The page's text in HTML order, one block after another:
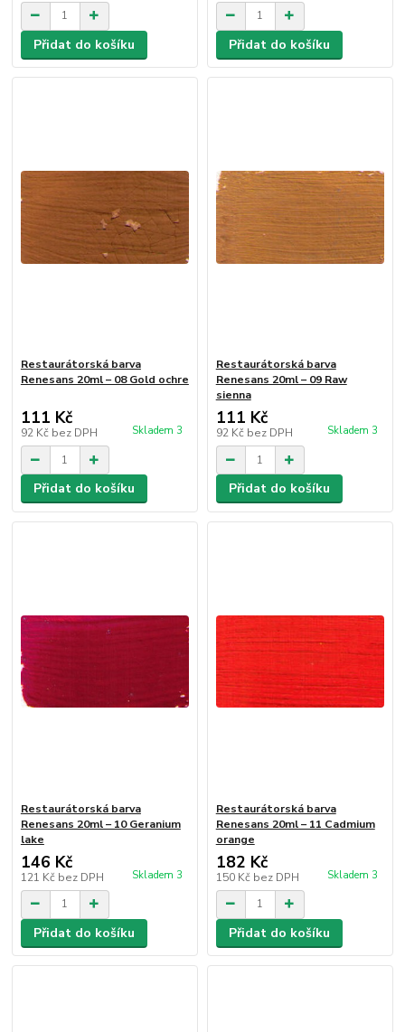
Přidat do košíku Přidat do košíku
Restaurátorská barva
Renesans 20ml – 08 Gold ochre
111 Kč
92 Kč bez DPH Skladem 3
Přidat do košíku
Restaurátorská barva
Renesans 20ml – 09 Raw
sienna
111 Kč
92 Kč bez DPH Skladem 3
Přidat do košíku
Restaurátorská barva
Renesans 20ml – 10 Geranium
lake
146 Kč
121 Kč bez DPH Skladem 3
Přidat do košíku
Restaurátorská barva
Renesans 20ml – 11 Cadmium
orange
182 Kč
150 Kč bez DPH Skladem 3
Přidat do košíku